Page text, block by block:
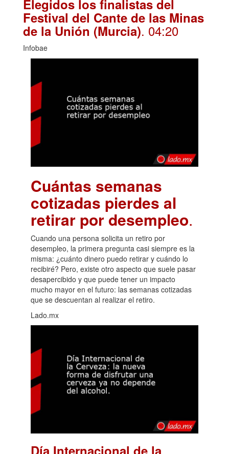
Elegidos los finalistas del
Festival del Cante de las Minas
de la Unión (Murcia). 04:20
Infobae
Cuántas semanas
cotizadas pierdes al
retirar por desempleo.
Cuando una persona solicita un retiro por
desempleo, la primera pregunta casi siempre es la
misma: ¿cuánto dinero puedo retirar y cuándo lo
recibiré? Pero, existe otro aspecto que suele pasar
desapercibido y que puede tener un impacto
mucho mayor en el futuro: las semanas cotizadas
que se descuentan al realizar el retiro.
Lado.mx
Día Internacional de la